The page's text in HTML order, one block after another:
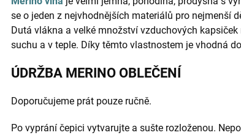
se o jeden z nejvhodnějších materiálů pro nejmenší
Dutá vlákna a velké množství vzduchových
suchu a v teple. Díky těmto vlastnostem je vhodná
ÚDRŽBA MERINO OBLEČENÍ
Doporučujeme prát pouze ručně.
Po vyprání čepici vytvarujte a sušte rozloženou.